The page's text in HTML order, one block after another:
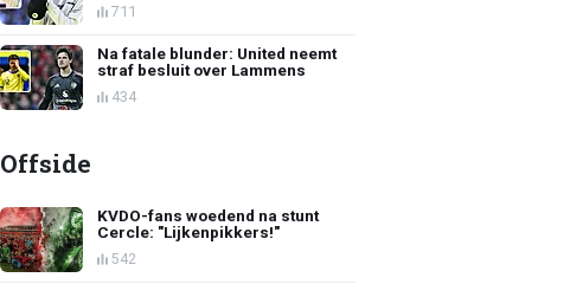
711
Na fatale blunder: United neemt
straf besluit over Lammens
434
Offside
KVDO-fans woedend na stunt
Cercle: "Lijkenpikkers!"
542